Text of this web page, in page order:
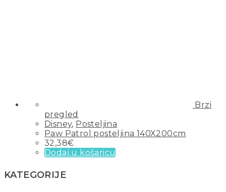
Brzi
pregled
Disney, Posteljina
Paw Patrol posteljina 140X200cm
32,38€
Dodaj u košaricu
KATEGORIJE